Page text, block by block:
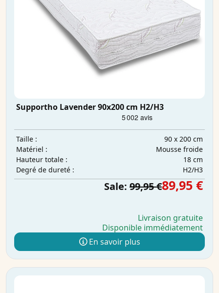
Supportho Lavender 90x200 cm H2/H3
Taille :
90 x 200 cm
Matériel :
Mousse froide
Hauteur totale :
18 cm
Degré de dureté :
H2/H3
Sale: 99,95 €89,95 €
Livraison gratuite
Disponible immédiatement
En savoir plus